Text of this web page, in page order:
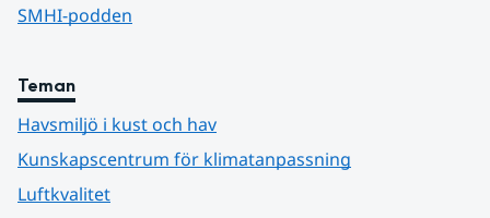
SMHI-podden
Teman
Havsmiljö i kust och hav
Kunskapscentrum för klimatanpassning
Luftkvalitet